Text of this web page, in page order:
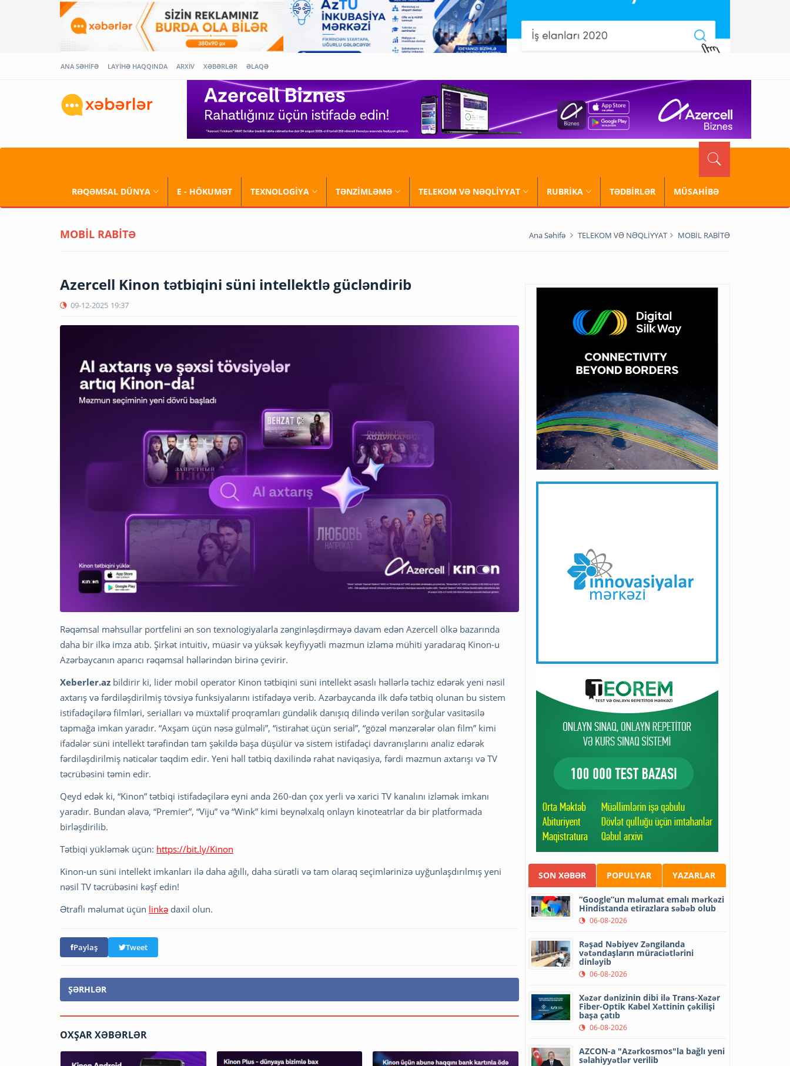
ANA SƏHİFƏ LAYİHƏ HAQQINDA ARXİV XƏBƏRLƏR ƏLAQƏ
RƏQƏMSAL DÜNYA E - HÖKUMƏT TEXNOLOGİYA TƏNZİMLƏMƏ TELEKOM VƏ NƏQLİYYAT RUBRİKA TƏDBİRLƏR MÜSAHİBƏ
MOBİL RABİTƏ Ana Səhifə TELEKOM VƏ NƏQLİYYAT MOBİL RABİTƏ
Azercell Kinon tətbiqini süni intellektlə gücləndirib
09-12-2025 19:37
Rəqəmsal məhsullar portfelini ən son texnologiyalarla zənginləşdirməyə davam edən Azercell ölkə bazarında
daha bir ilkə imza atıb. Şirkət intuitiv, müasir və yüksək keyfiyyətli məzmun izləmə mühiti yaradaraq Kinon-u
Azərbaycanın aparıcı rəqəmsal həllərindən birinə çevirir.
Xeberler.az bildirir ki, lider mobil operator Kinon tətbiqini süni intellekt əsaslı həllərlə təchiz edərək yeni nəsil
axtarış və fərdiləşdirilmiş tövsiyə funksiyalarını istifadəyə verib. Azərbaycanda ilk dəfə tətbiq olunan bu sistem
istifadəçilərə filmləri, serialları və müxtəlif proqramları gündəlik danışıq dilində verilən sorğular vasitəsilə
tapmağa imkan yaradır. “Axşam üçün nəsə gülməli”, “istirahət üçün serial”, “gözəl mənzərələr olan film” kimi
ifadələr süni intellekt tərəfindən tam şəkildə başa düşülür və sistem istifadəçi davranışlarını analiz edərək
fərdiləşdirilmiş nəticələr təqdim edir. Yeni həll tətbiq daxilində rahat naviqasiya, fərdi məzmun axtarışı və TV
təcrübəsini təmin edir.
Qeyd edək ki, “Kinon” tətbiqi istifadəçilərə eyni anda 260-dan çox yerli və xarici TV kanalını izləmək imkanı
yaradır. Bundan əlavə, “Premier”, “Viju” və “Wink” kimi beynəlxalq onlayn kinoteatrlar da bir platformada
birləşdirilib.
Tətbiqi yükləmək üçün: https://bit.ly/Kinon
Kinon-un süni intellekt imkanları ilə daha ağıllı, daha sürətli və tam olaraq seçimlərinizə uyğunlaşdırılmış yeni
nəsil TV təcrübəsini kəşf edin!
Ətraflı məlumat üçün linkə daxil olun.
Paylaş Tweet
ŞƏRHLƏR
OXŞAR XƏBƏRLƏR
SON XƏBƏR POPULYAR YAZARLAR
“Google”un məlumat emalı mərkəzi
Hindistanda etirazlara səbəb olub
06-08-2026
Rəşad Nəbiyev Zəngilanda
vətəndaşların müraciətlərini
dinləyib
06-08-2026
Xəzər dənizinin dibi ilə Trans-Xəzər
Fiber-Optik Kabel Xəttinin çəkilişi
başa çatıb
06-08-2026
AZCON-a "Azərkosmos"la bağlı yeni
səlahiyyətlər verilib